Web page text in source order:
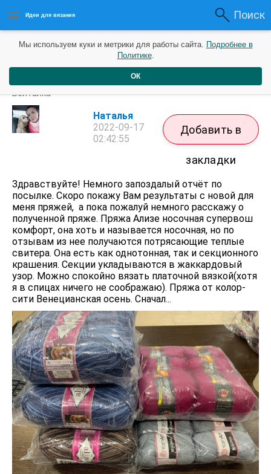
Идеи для вязания Поиск
Запоздалый отчёт по посылке.
Болталка
Наталья
2022-09-17
02:42:55
Добавить в
закладки
Здравствуйте! Немного запоздалый отчёт по
посылке. Скоро покажу Вам результаты с новой для
меня пряжей, а пока пожалуй немного расскажу о
полученной пряже. Пряжа Ализе носочная супервош
комфорт, она хоть и называется носочная, но по
отзывам из нее получаются потрясающие теплые
свитера. Она есть как однотонная, так и секционного
крашения. Секции укладываются в жаккардовый
узор. Можно спокойно вязать платочной вязкой(хотя
я в спицах ничего не соображаю). Пряжа от колор-
сити Венецианская осень. Сначал...
Мы используем куки и метрики для работы сайта. Подробнее в
Политике.
ОК